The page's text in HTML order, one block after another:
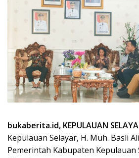
bukaberita.id, KEPULAUAN
Kepulauan Selayar, H. Muh. Basli
Pemerintah Kabupaten